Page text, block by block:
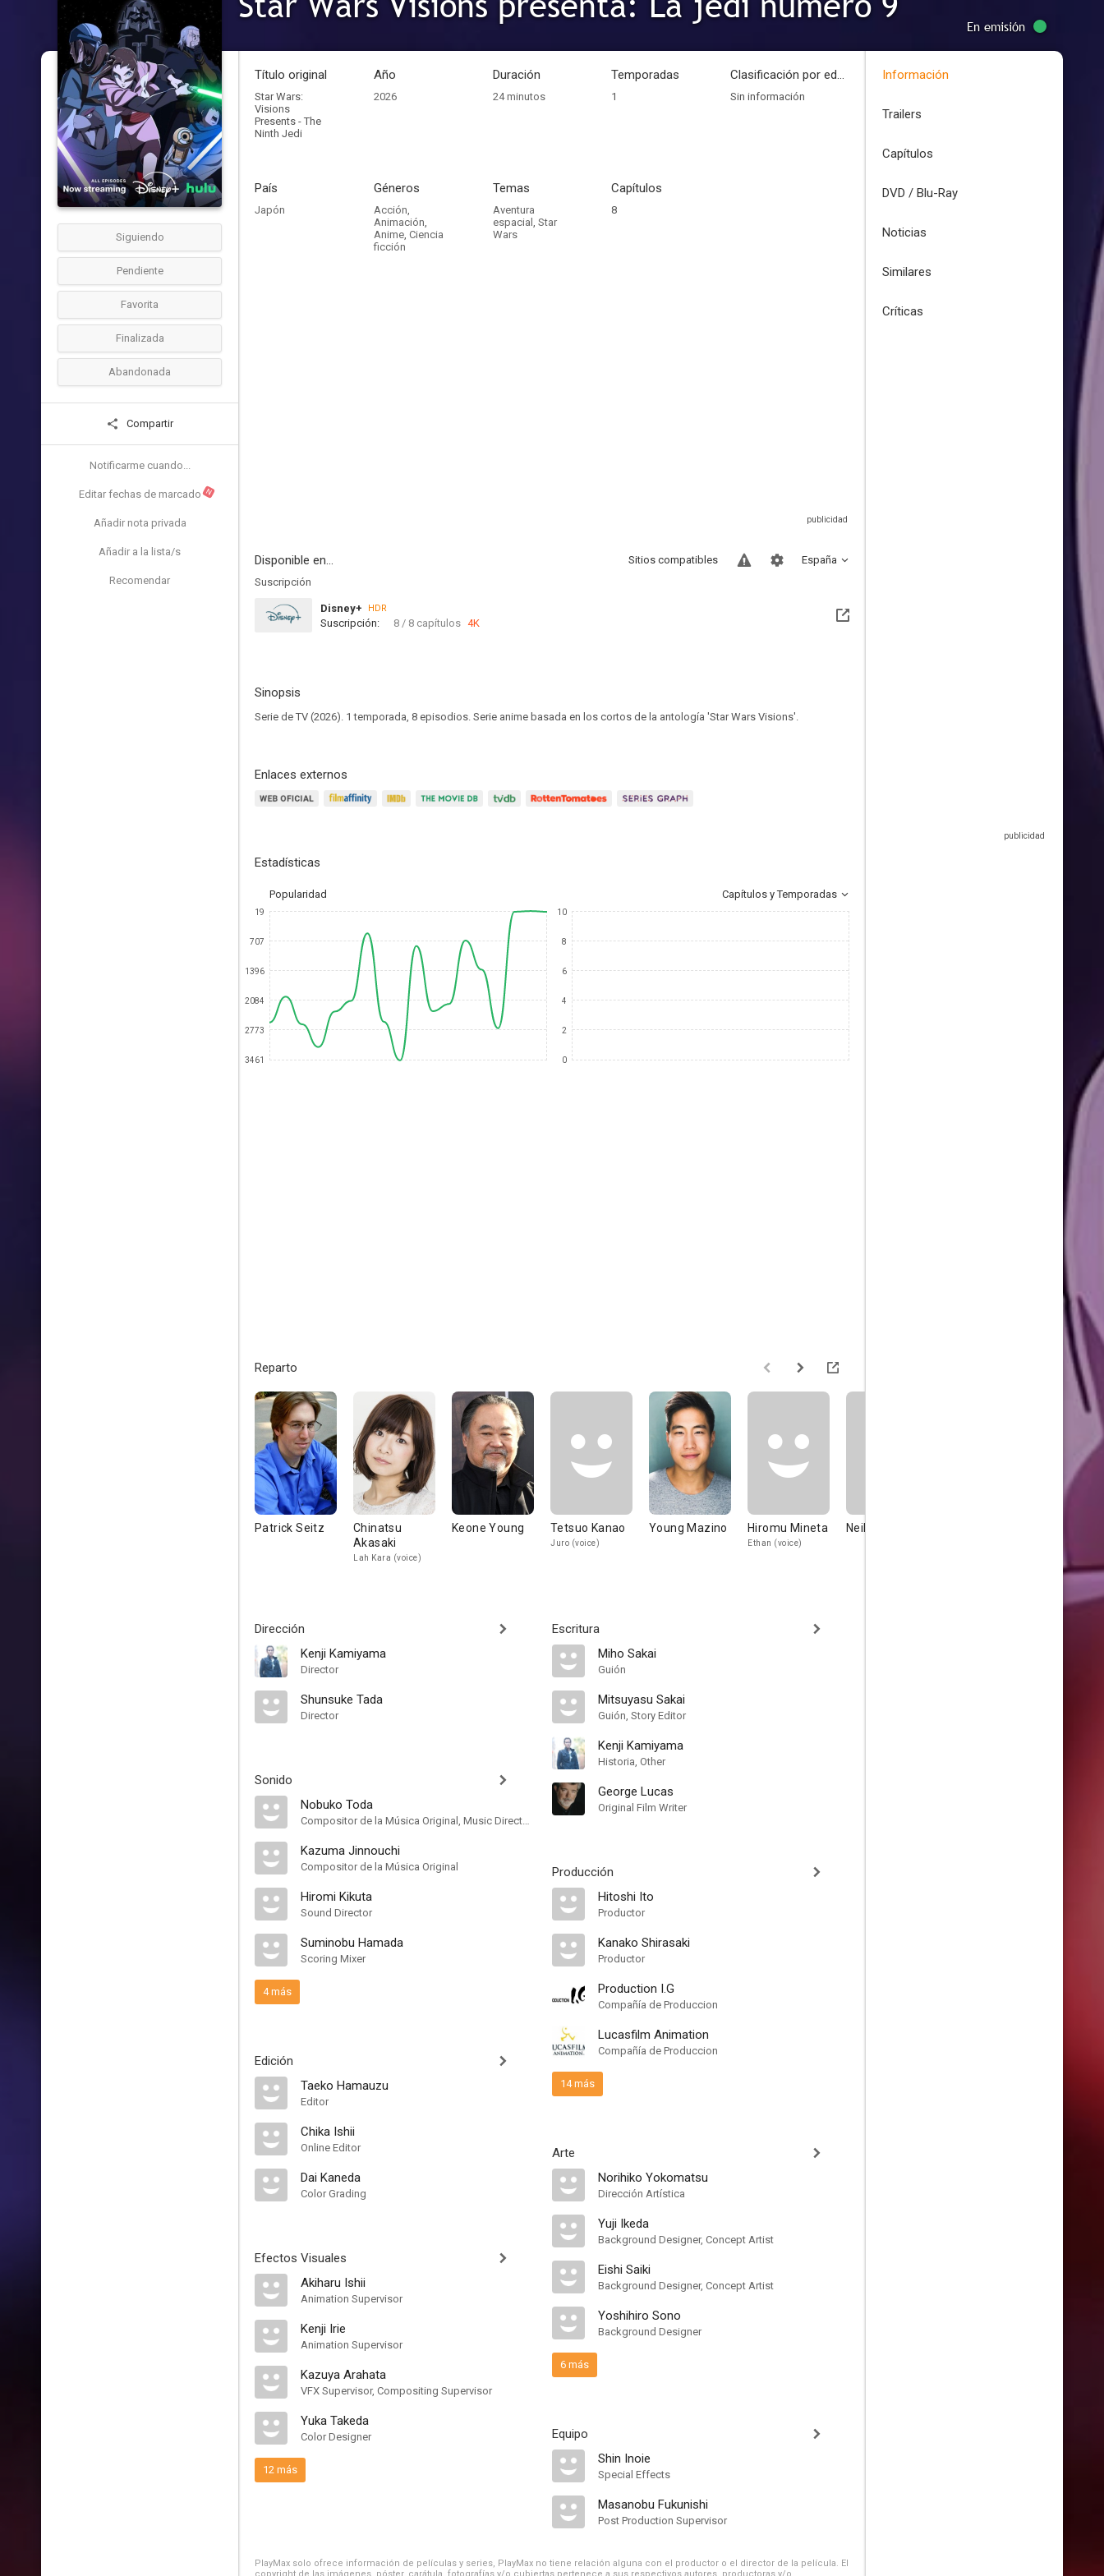
En emisión
Siguiendo
Pendiente
Favorita
Finalizada
Abandonada
Compartir
Notificarme cuando...
Editar fechas de marcado N
Añadir nota privada
Añadir a la lista/s
Recomendar
Título original
Star Wars:
Visions
Presents - The
Ninth Jedi
Año
2026
Duración
24 minutos
Temporadas
1
Clasificación por edades
Sin información
País
Japón
Géneros
Acción,
Animación,
Anime, Ciencia
ficción
Temas
Aventura
espacial , Star
Wars
Capítulos
8
Disponible en... España
Sitios compatibles
Suscripción
Disney+ HDR
Suscripción: 8 / 8 capítulos 4K
Sinopsis
Serie de TV (2026). 1 temporada, 8 episodios. Serie anime basada en los cortos de la antología 'Star Wars Visions'.
Enlaces externos
Estadísticas
Popularidad Capítulos y Temporadas
19
707
1396
2084
2773
3461
10
8
6
4
2
0
Reparto
Patrick Seitz
Chinatsu
Akasaki
Lah Kara (voice)
Keone Young Tetsuo Kanao
Juro (voice)
Young Mazino Hiromu Mineta
Ethan (voice)
Neil Kaplan
Dirección
Kenji Kamiyama
Director
Shunsuke Tada
Director
Sonido
Nobuko Toda
Compositor de la Música Original, Music Director, Orquestador
Kazuma Jinnouchi
Compositor de la Música Original
Hiromi Kikuta
Sound Director
Suminobu Hamada
Scoring Mixer
4 más
Edición
Taeko Hamauzu
Editor
Chika Ishii
Online Editor
Dai Kaneda
Color Grading
Efectos Visuales
Akiharu Ishii
Animation Supervisor
Kenji Irie
Animation Supervisor
Kazuya Arahata
VFX Supervisor, Compositing Supervisor
Yuka Takeda
Color Designer
12 más
Escritura
Miho Sakai
Guión
Mitsuyasu Sakai
Guión, Story Editor
Kenji Kamiyama
Historia, Other
George Lucas
Original Film Writer
Producción
Hitoshi Ito
Productor
Kanako Shirasaki
Productor
Production I.G
Compañía de Produccion
Lucasfilm Animation
Compañía de Produccion
14 más
Arte
Norihiko Yokomatsu
Dirección Artística
Yuji Ikeda
Background Designer, Concept Artist
Eishi Saiki
Background Designer, Concept Artist
Yoshihiro Sono
Background Designer
6 más
Equipo
Shin Inoie
Special Effects
Masanobu Fukunishi
Post Production Supervisor
PlayMax solo ofrece información de películas y series, PlayMax no tiene relación alguna con el productor o el director de la película. El
Información
Trailers
Capítulos
DVD / Blu-Ray
Noticias
Similares
Críticas